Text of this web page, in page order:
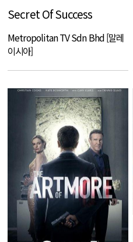
Secret Of Success
Metropolitan TV Sdn Bhd [말레
이시아]